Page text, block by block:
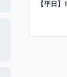
【平日